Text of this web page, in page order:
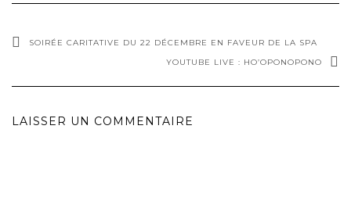
SOIRÉE CARITATIVE DU 22 DÉCEMBRE EN FAVEUR DE LA SPA
YOUTUBE LIVE : HO’OPONOPONO
LAISSER UN COMMENTAIRE